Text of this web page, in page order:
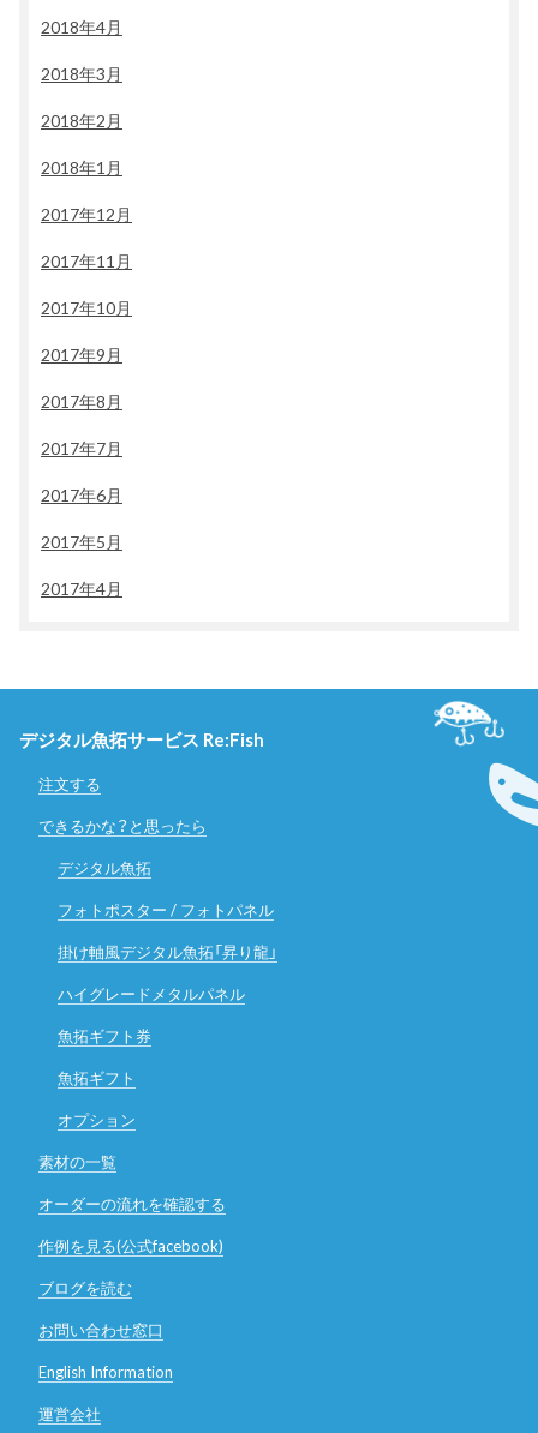
2018年4月
2018年3月
2018年2月
2018年1月
2017年12月
2017年11月
2017年10月
2017年9月
2017年8月
2017年7月
2017年6月
2017年5月
2017年4月
デジタル魚拓サービス Re:Fish
注文する
できるかな？と思ったら
デジタル魚拓
フォトポスター / フォトパネル
掛け軸風デジタル魚拓「昇り龍」
ハイグレードメタルパネル
魚拓ギフト券
魚拓ギフト
オプション
素材の一覧
オーダーの流れを確認する
作例を見る(公式facebook)
ブログを読む
お問い合わせ窓口
English Information
運営会社